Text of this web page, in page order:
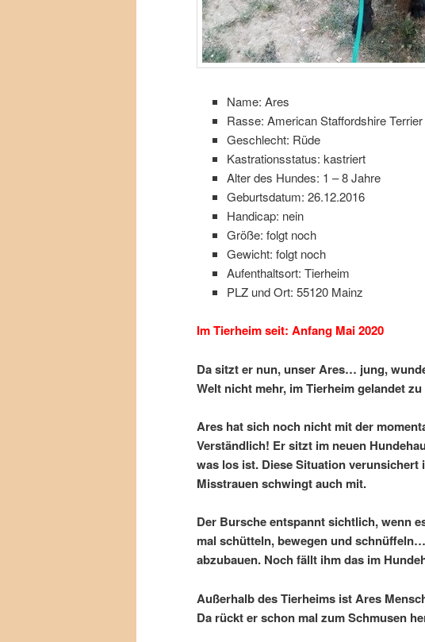
Name: Ares
Rasse: American Staffordshire
Geschlecht: Rüde
Kastrationsstatus: kastriert
Alter des Hundes: 1 – 8 Jahre
Geburtsdatum: 26.12.2016
Handicap: nein
Größe: folgt noch
Gewicht: folgt noch
Aufenthaltsort: Tierheim
PLZ und Ort: 55120 Mainz
Im Tierheim seit: Anfang Mai 2020
Da sitzt er nun, unser Ares… jung,
Welt nicht mehr, im Tierheim gelandet
Ares hat sich noch nicht mit der
Verständlich! Er sitzt im neuen
was los ist. Diese Situation
Misstrauen schwingt auch mit.
Der Bursche entspannt sichtlich, wenn
mal schütteln, bewegen und
abzubauen. Noch fällt ihm das im
Außerhalb des Tierheims ist Ares
Da rückt er schon mal zum Schmusen